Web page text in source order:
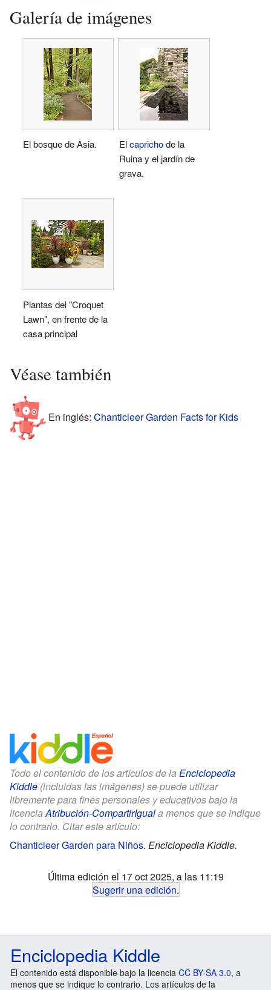
Galería de imágenes
El bosque de Asia. Elcaprichode la
Ruina y el jardín de
grava.
Plantas del "Croquet
Lawn", en frente de la
casa principal
Véase también
En inglés: Chanticleer Garden Facts for Kids
Todo el contenido de los artículos de la Enciclopedia
Kiddle (incluidas las imágenes) se puede utilizar
libremente para fines personales y educativos bajo la
licenciaAtribución-CompartirIguala menos que se indique
lo contrario. Citar este artículo:
Chanticleer Garden para Niños. Enciclopedia Kiddle.
Última edición el 17 oct 2025, a las 11:19
Sugerir una edición.
Enciclopedia Kiddle
El contenido está disponible bajo la licencia CC BY-SA 3.0, a
menos que se indique lo contrario. Los artículos de la